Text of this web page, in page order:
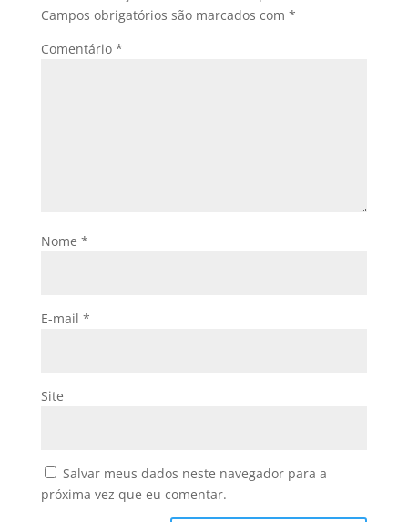
Campos obrigatórios são marcados com *
Comentário *
Nome *
E-mail *
Site
Salvar meus dados neste navegador para a
próxima vez que eu comentar.